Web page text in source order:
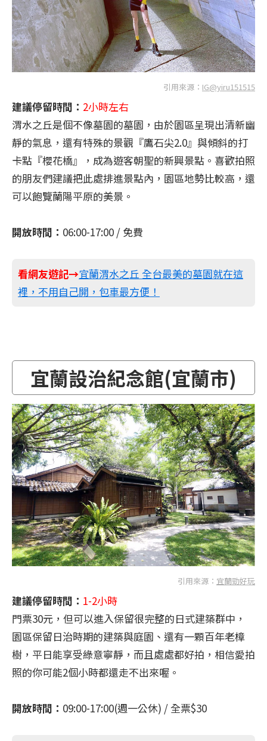
引用來源： IG@yiru151515
建議停留時間： 2小時左右
渭水之丘是個不像墓園的墓園，由於園區呈現出清新幽
靜的氣息，還有特殊的景觀『鷹石尖2.0』與傾斜的打
卡點『櫻花橋』，成為遊客朝聖的新興景點。喜歡拍照
的朋友們建議把此處排進景點內，園區地勢比較高，還
可以飽覽蘭陽平原的美景。
開放時間： 06:00-17:00 / 免費
看網友遊記→宜蘭渭水之丘 全台最美的墓園就在這
裡，不用自己開，包車最方便！
宜蘭設治紀念館(宜蘭市)
引用來源： 宜蘭勁好玩
建議停留時間： 1-2小時
門票30元，但可以進入保留很完整的日式建築群中，
園區保留日治時期的建築與庭園、還有一顆百年老樟
樹，平日能享受綠意寧靜，而且處處都好拍，相信愛拍
照的你可能2個小時都還走不出來喔。
開放時間： 09:00-17:00(週一公休) / 全票$30